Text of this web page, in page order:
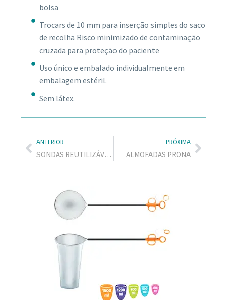
bolsa
Trocars de 10 mm para inserção simples do saco
de recolha Risco minimizado de contaminação
cruzada para proteção do paciente
Uso único e embalado individualmente em
embalagem estéril.
Sem látex.
ANTERIOR
SONDAS REUTILIZÁVEIS
PRÓXIMA
ALMOFADAS PRONA